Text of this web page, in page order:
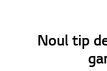
Noul tip